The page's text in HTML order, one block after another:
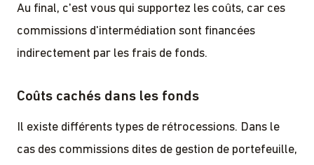
Au final, c'est vous qui supportez les coûts, car ces
commissions d'intermédiation sont financées
indirectement par les frais de fonds.
Coûts cachés dans les fonds
Il existe différents types de rétrocessions. Dans le
cas des commissions dites de gestion de portefeuille,